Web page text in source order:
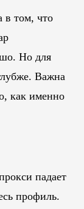
в том, что
Но для
Важна
как именно
падает
профиль.